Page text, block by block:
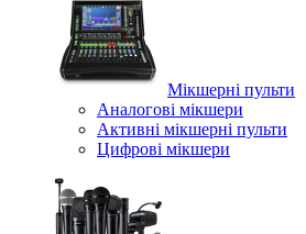
Мікшерні пульти
Аналогові мікшери
Активні мікшерні пульти
Цифрові мікшери